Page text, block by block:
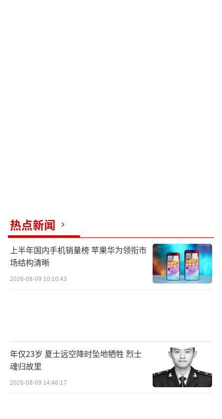
热点新闻
上半年国内手机销量榜 苹果华为领衔市
场结构清晰
2026-08-09 10:10:43
年仅23岁 夏士远空降时坠地牺牲 烈士
魂归故里
2026-08-09 14:46:17